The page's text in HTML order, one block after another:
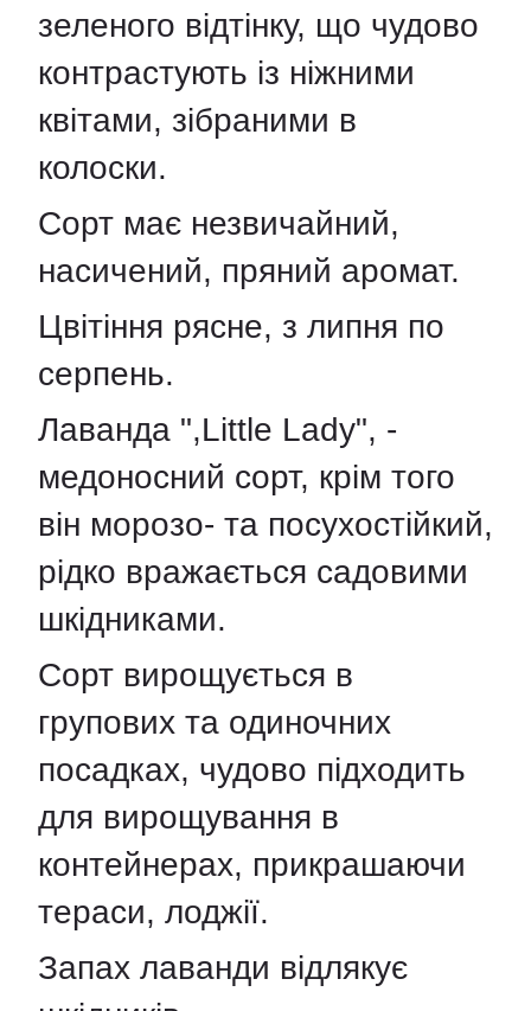
зеленого відтінку, що чудово
контрастують із ніжними
квітами, зібраними в
колоски.
Сорт має незвичайний,
насичений, пряний аромат.
Цвітіння рясне, з липня по
серпень.
Лаванда ",Little Lady", -
медоносний сорт, крім того
він морозо- та посухостійкий,
рідко вражається садовими
шкідниками.
Сорт вирощується в
групових та одиночних
посадках, чудово підходить
для вирощування в
контейнерах, прикрашаючи
тераси, лоджії.
Запах лаванди відлякує